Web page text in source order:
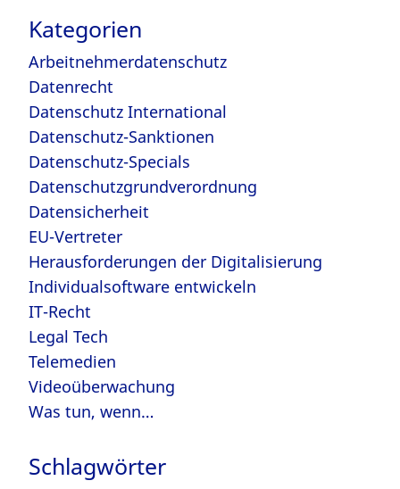
Kategorien
Arbeitnehmerdatenschutz
Datenrecht
Datenschutz International
Datenschutz-Sanktionen
Datenschutz-Specials
Datenschutzgrundverordnung
Datensicherheit
EU-Vertreter
Herausforderungen der Digitalisierung
Individualsoftware entwickeln
IT-Recht
Legal Tech
Telemedien
Videoüberwachung
Was tun, wenn…
Schlagwörter